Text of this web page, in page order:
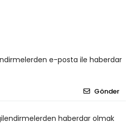
e-posta ile haberdar
Gönder
haberdar olmak